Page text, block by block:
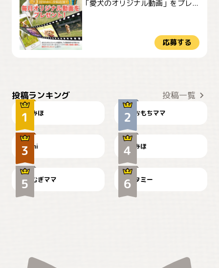
「愛犬のオリジナル動画」をプレ...
応募する
投稿ランキング 投稿一覧
みほ おもちママ
可愛い？
mi
見てるぞぉ
みほ
🌻とむぎ！
むぎママ
ドーベルマンのお友達邸に
て
タミー